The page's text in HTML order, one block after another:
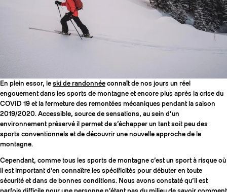
SLAP 92
UBAC 102
BÂTONS
En plein essor, le ski de randonnée connaît de nos jours un réel
engouement dans les sports de montagne et encore plus après la crise du
COVID 19 et la fermeture des remontées mécaniques pendant la saison
2019/2020. Accessible, source de sensations, au sein d’un
environnement préservé il permet de s’échapper un tant soit peu des
sports conventionnels et de découvrir une nouvelle approche de la
montagne.
Cependant, comme tous les sports de montagne c’est un sport à risque où
il est important d’en connaître les spécificités pour débuter en toute
sécurité et dans de bonnes conditions. Nous avons constaté qu’il est